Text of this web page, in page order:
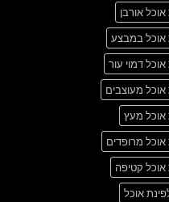
אורבן
אוכל במבצע
דמוי עור
מעוצבים
אוכל מעץ
מרופדים
קטיפה
אוכל